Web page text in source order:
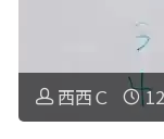
西西Ｃ